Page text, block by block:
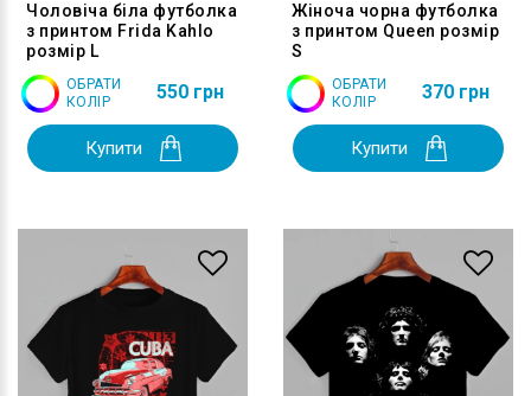
Чоловіча біла футболка
з принтом Frida Kahlo
розмір L
ОБРАТИ
КОЛІР
550 грн
Купити
Жіноча чорна футболка
з принтом Queen розмір
S
ОБРАТИ
КОЛІР
370 грн
Купити